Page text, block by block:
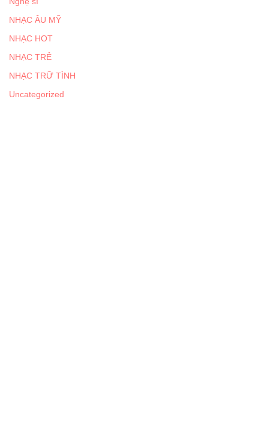
NHẠC ÂU MỸ
NHẠC HOT
NHẠC TRẺ
NHẠC TRỮ TÌNH
Uncategorized